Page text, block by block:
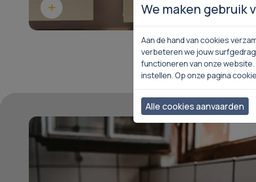
Lees meer Lees meer
We maken gebruik
Aan de hand van cookies
verbeteren we jouw
functioneren van onze
instellen. Op onze pagina
Alle cookies aanvaarden